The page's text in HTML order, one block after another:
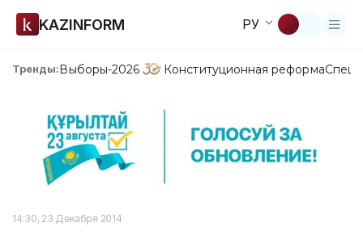
KAZINFORM РУ
Тренды:Выборы-2026 Конституционная реформа
14:30, 23 Декабря 2014